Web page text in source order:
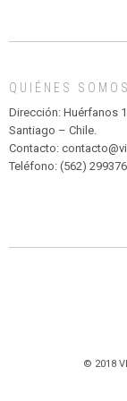
QUIÉNES SOMOS
Dirección: Huérfanos
Santiago – Chile.
Contacto:
Teléfono: (562)
© 2018